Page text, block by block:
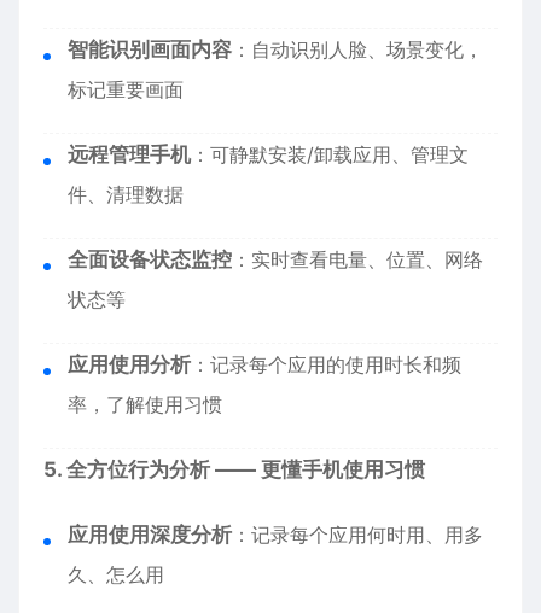
智能识别画面内容 ：自动识别人脸、场景变化，
标记重要画面
远程管理手机：可静默安装/卸载应用、管理文
件、清理数据
全面设备状态监控 ：实时查看电量、位置、网络
状态等
应用使用分析 ：记录每个应用的使用时长和频
率，了解使用习惯
5. 全方位行为分析 —— 更懂手机使用习惯
应用使用深度分析 ：记录每个应用何时用、用多
久、怎么用